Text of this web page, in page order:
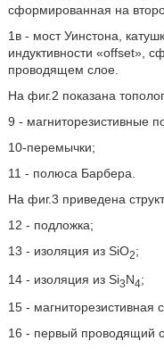
сформированная на
1в - мост Уинстона,
индуктивности «offset»,
проводящем слое.
На фиг.2 показана
9 - магниторезистивные
10-перемычки;
11 - полюса Барбера.
На фиг.3 приведена
12 - подложка;
13 - изоляция из SiO2;
14 - изоляция из Si3N4;
15 - магниторезистивная
16 - первый проводящий